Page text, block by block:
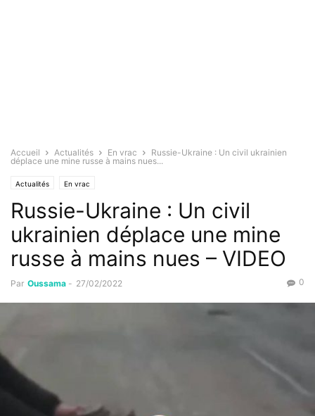
Accueil Actualités En vrac
Russie-Ukraine : Un civil ukrainien
déplace une mine russe à mains nues...
Actualités En vrac
Russie-Ukraine : Un civil
ukrainien déplace une mine
russe à mains nues – VIDEO
Par Oussama - 27/02/2022 0